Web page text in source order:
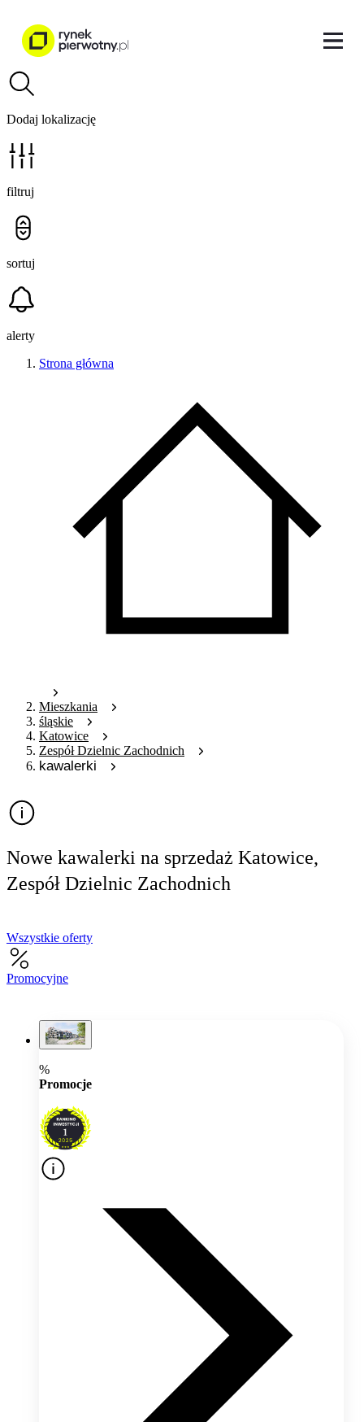
Dodaj lokalizację
filtruj
sortuj
alerty
Strona główna
Mieszkania
śląskie
Katowice
Zespół Dzielnic Zachodnich
kawalerki
Nowe kawalerki na sprzedaż Katowice,
Zespół Dzielnic Zachodnich
Wszystkie oferty
Promocyjne
%
Promocje